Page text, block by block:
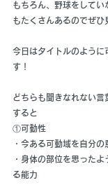
もちろん、野球をして
もたくさんあるのでぜひ
今日はタイトルのように
す！
どちらも聞きなれない言
すると
①可動性
・今ある可動域を自分
・身体の部位を思った
る能力